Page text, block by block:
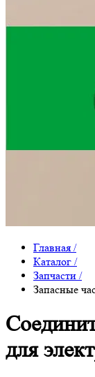
Главная /
Каталог /
Запчасти /
Запасные
для